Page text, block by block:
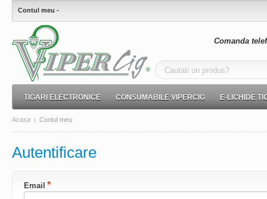
Contul meu -
Comanda
TIGARI ELECTRONICE CONSUMABILE VIPERCIG E-LICHIDE
Acasa Contul meu
Autentificare
Email